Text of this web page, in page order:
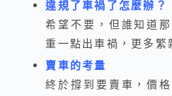
違規了車禍了怎麼辦？
希望不要，但誰知道
重一點出車禍，更多繁
賣車的考量
終於撐到要賣車，價